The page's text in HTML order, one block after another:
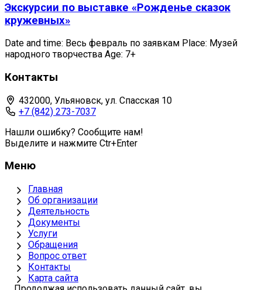
Экскурсии по выставке «Рожденье сказок
кружевных»
Date and time: Весь февраль по заявкам Place: Музей
народного творчества Age: 7+
Контакты
432000, Ульяновск, ул. Спасская 10
+7 (842) 273-7037
Нашли ошибку? Сообщите нам!
Выделите и нажмите Ctr+Enter
Меню
Главная
Об организации
Деятельность
Документы
Услуги
Обращения
Вопрос ответ
Контакты
Карта сайта